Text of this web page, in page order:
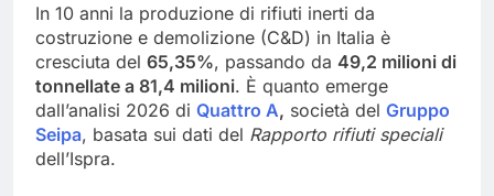
In 10 anni la produzione di rifiuti inerti da
costruzione e demolizione (C&D) in Italia è
cresciuta del 65,35%, passando da 49,2 milioni di
tonnellate a 81,4 milioni. È quanto emerge
dall’analisi 2026 di Quattro A, società del Gruppo
Seipa, basata sui dati del Rapporto rifiuti speciali
dell’Ispra.